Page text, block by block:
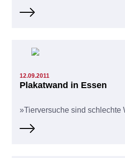
12.09.2011
Plakatwand in Essen
»Tierversuche sind schlechte